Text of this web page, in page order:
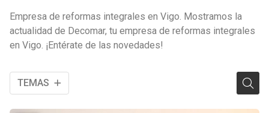
Empresa de reformas integrales en Vigo. Mostramos la
actualidad de Decomar, tu empresa de reformas integrales
en Vigo. ¡Entérate de las novedades!
TEMAS